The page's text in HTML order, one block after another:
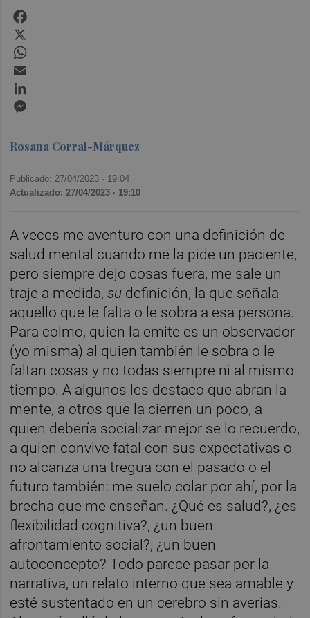
Rosana Corral-Márquez
Publicado: 27/04/2023 · 19:04
Actualizado: 27/04/2023 · 19:10
A veces me aventuro con una definición de
salud mental cuando me la pide un paciente,
pero siempre dejo cosas fuera, me sale un
traje a medida,su definición, la que señala
aquello que le falta o le sobra a esa persona.
Para colmo, quien la emite es un observador
(yo misma) al quien también le sobra o le
faltan cosas y no todas siempre ni al mismo
tiempo. A algunos les destaco que abran la
mente, a otros que la cierren un poco, a
quien debería socializar mejor se lo recuerdo,
a quien convive fatal con sus expectativas o
no alcanza una tregua con el pasado o el
futuro también: me suelo colar por ahí, por la
brecha que me enseñan. ¿Qué es salud?, ¿es
flexibilidad cognitiva?, ¿un buen
afrontamiento social?, ¿un buen
autoconcepto? Todo parece pasar por la
narrativa, un relato interno que sea amable y
esté sustentado en un cerebro sin averías.